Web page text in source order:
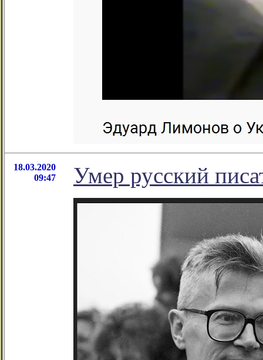
18.03.2020
09:47
Умер русский